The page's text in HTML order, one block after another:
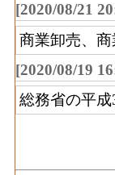
[2020/08/21
商業卸売、
[2020/08/19
総務省の平